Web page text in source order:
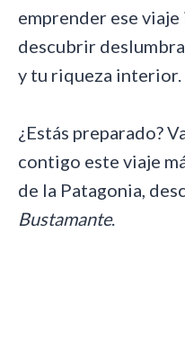
emprender ese
descubrir
y tu riqueza interior.
¿Estás preparado?
contigo este viaje
de la Patagonia,
Bustamante.